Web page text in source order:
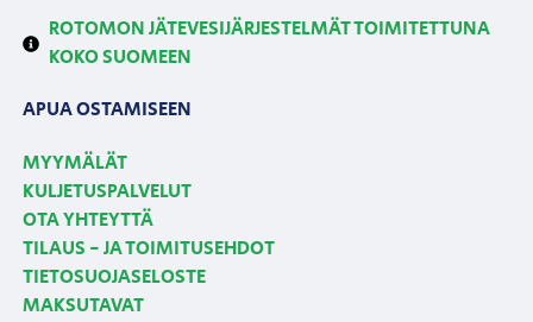
ROTOMON JÄTEVESIJÄRJESTELMÄT TOIMITETTUNA
KOKO SUOMEEN
APUA OSTAMISEEN
MYYMÄLÄT
KULJETUSPALVELUT
OTA YHTEYTTÄ
TILAUS - JA TOIMITUSEHDOT
TIETOSUOJASELOSTE
MAKSUTAVAT